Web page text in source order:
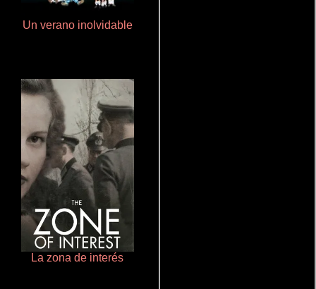
Un verano inolvidable
La zona de interés